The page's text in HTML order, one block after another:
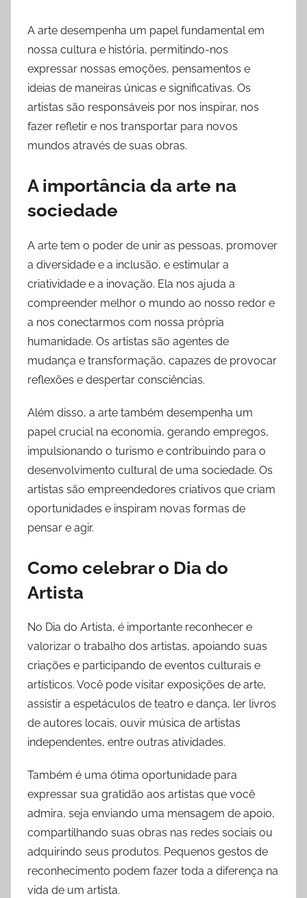
A arte desempenha um papel fundamental em
nossa cultura e história, permitindo-nos
expressar nossas emoções, pensamentos e
ideias de maneiras únicas e significativas. Os
artistas são responsáveis por nos inspirar, nos
fazer refletir e nos transportar para novos
mundos através de suas obras.
A importância da arte na
sociedade
A arte tem o poder de unir as pessoas, promover
a diversidade e a inclusão, e estimular a
criatividade e a inovação. Ela nos ajuda a
compreender melhor o mundo ao nosso redor e
a nos conectarmos com nossa própria
humanidade. Os artistas são agentes de
mudança e transformação, capazes de provocar
reflexões e despertar consciências.
Além disso, a arte também desempenha um
papel crucial na economia, gerando empregos,
impulsionando o turismo e contribuindo para o
desenvolvimento cultural de uma sociedade. Os
artistas são empreendedores criativos que criam
oportunidades e inspiram novas formas de
pensar e agir.
Como celebrar o Dia do
Artista
No Dia do Artista, é importante reconhecer e
valorizar o trabalho dos artistas, apoiando suas
criações e participando de eventos culturais e
artísticos. Você pode visitar exposições de arte,
assistir a espetáculos de teatro e dança, ler livros
de autores locais, ouvir música de artistas
independentes, entre outras atividades.
Também é uma ótima oportunidade para
expressar sua gratidão aos artistas que você
admira, seja enviando uma mensagem de apoio,
compartilhando suas obras nas redes sociais ou
adquirindo seus produtos. Pequenos gestos de
reconhecimento podem fazer toda a diferença na
vida de um artista.